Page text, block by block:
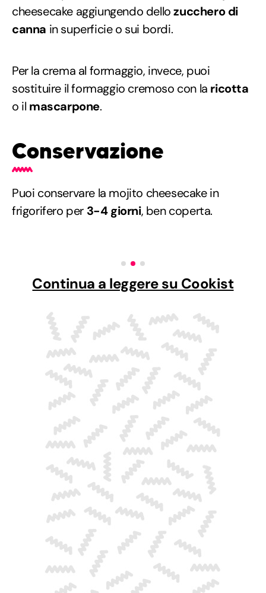
cheesecake aggiungendo dellozucchero di
canna in superficie o sui bordi.
Per la crema al formaggio, invece, puoi
sostituire il formaggio cremoso con la ricotta
o il mascarpone.
Conservazione
Puoi conservare la mojito cheesecake in
frigorifero per 3-4 giorni, ben coperta.
Continua a leggere su Cookist